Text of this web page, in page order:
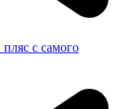
с самого